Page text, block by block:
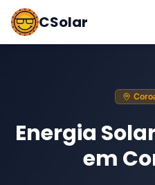
CSolar
Energia
em